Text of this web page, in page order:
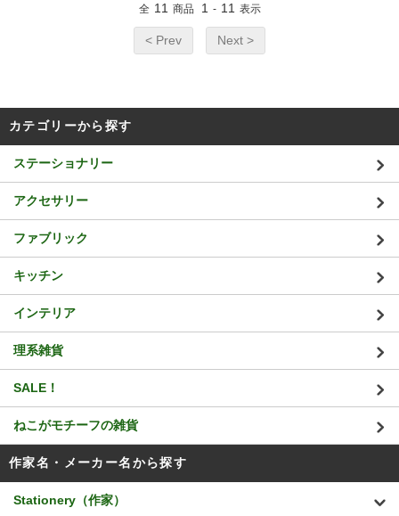
全 11 商品 1 - 11 表示
< Prev Next >
カテゴリーから探す
ステーショナリー
アクセサリー
ファブリック
キッチン
インテリア
理系雑貨
SALE！
ねこがモチーフの雑貨
作家名・メーカー名から探す
Stationery（作家）